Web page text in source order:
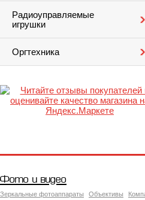
Радиоуправляемые
игрушки
Оргтехника
Фото и видео
Зеркальные фотоаппараты Объективы